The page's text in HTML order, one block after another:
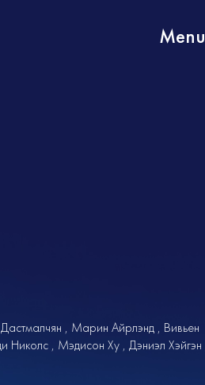
Menu
Марин Айрлэнд
Вивьен
Николс Мэдисон Ху Дэниэл Хэйгэн